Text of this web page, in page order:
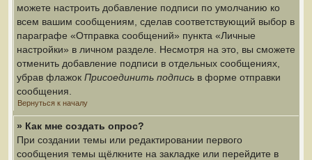
можете настроить добавление подписи по умолчанию ко
всем вашим сообщениям, сделав соответствующий выбор в
параграфе «Отправка сообщений» пункта «Личные
настройки» в личном разделе. Несмотря на это, вы сможете
отменить добавление подписи в отдельных сообщениях,
убрав флажок Присоединить подпись в форме отправки
сообщения.
Вернуться к началу
» Как мне создать опрос?
При создании темы или редактировании первого
сообщения темы щёлкните на закладке или перейдите в